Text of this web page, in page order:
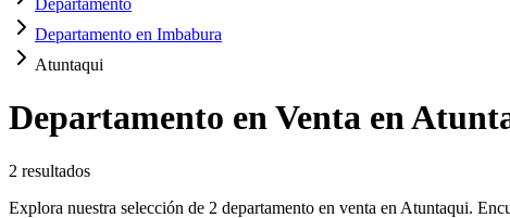
Departamento
Departamento en Imbabura
Atuntaqui
Departamento en Venta en
2 resultados
Explora nuestra selección de 2 departamento en venta en Atuntaqui.